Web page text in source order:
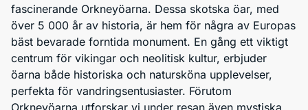
fascinerande Orkneyöarna. Dessa skotska öar, med
över 5 000 år av historia, är hem för några av Europas
bäst bevarade forntida monument. En gång ett viktigt
centrum för vikingar och neolitisk kultur, erbjuder
öarna både historiska och natursköna upplevelser,
perfekta för vandringsentusiaster. Förutom
Orkneyöarna utforskar vi under resan även mystiska